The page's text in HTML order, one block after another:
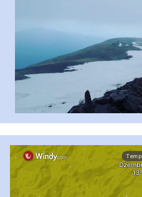
...
pimrec_project